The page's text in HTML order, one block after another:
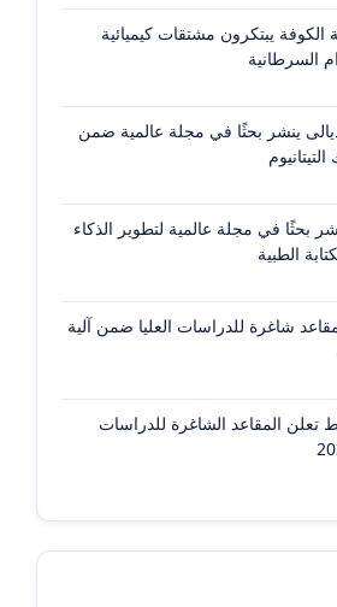
يبتكرون مشتقات كيميائية
السرطانية
ينشر بحثًا في مجلة عالمية ضمن
بحثًا في مجلة عالمية لتطوير الذكاء
الطبية
شاغرة للدراسات العليا ضمن آلية
تعلن المقاعد الشاغرة للدراسات